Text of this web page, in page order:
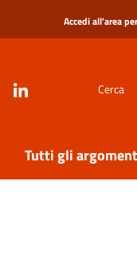
Accedi all'area
Cerca
Tutti gli